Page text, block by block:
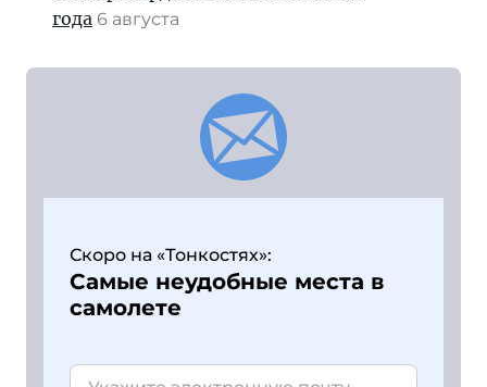
года 6 августа
Скоро на «Тонкостях»:
Самые неудобные места в
самолете